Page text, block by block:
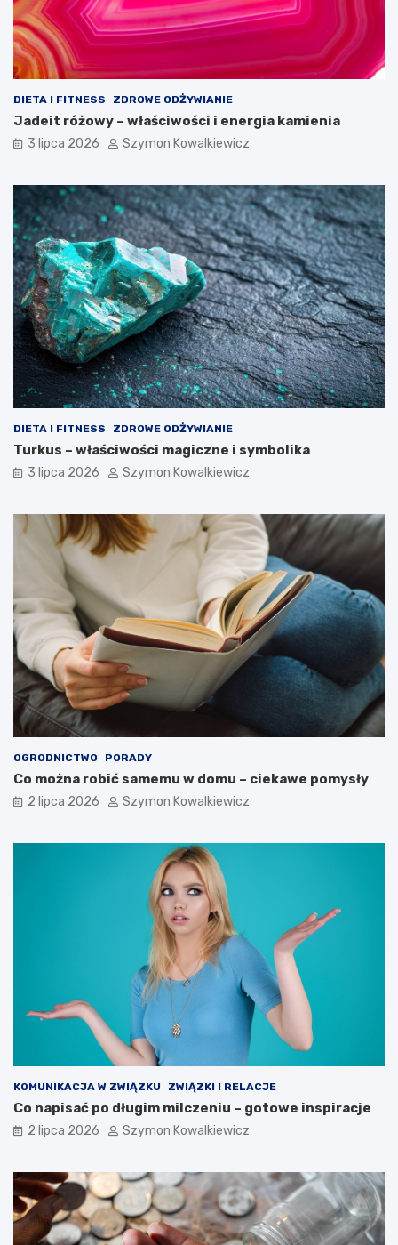
DIETA I FITNESS ZDROWE ODŻYWIANIE
Jadeit różowy – właściwości i energia kamienia
3 lipca 2026 Szymon Kowalkiewicz
DIETA I FITNESS ZDROWE ODŻYWIANIE
Turkus – właściwości magiczne i symbolika
3 lipca 2026 Szymon Kowalkiewicz
OGRODNICTWO PORADY
Co można robić samemu w domu – ciekawe pomysły
2 lipca 2026 Szymon Kowalkiewicz
KOMUNIKACJA W ZWIĄZKU ZWIĄZKI I RELACJE
Co napisać po długim milczeniu – gotowe inspiracje
2 lipca 2026 Szymon Kowalkiewicz